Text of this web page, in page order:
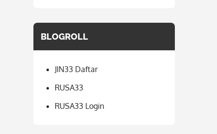
BLOGROLL
JIN33 Daftar
RUSA33
RUSA33 Login